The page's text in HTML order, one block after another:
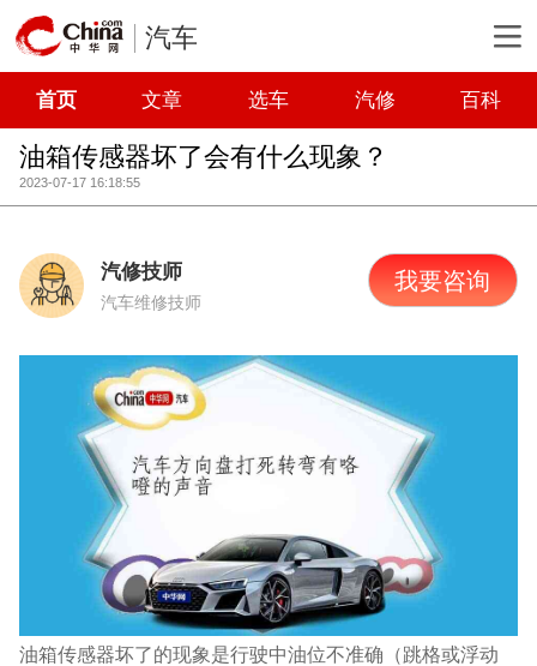
汽车
首页 文章 选车 汽修 百科
油箱传感器坏了会有什么现象？
2023-07-17 16:18:55
汽修技师
汽车维修技师
我要咨询
油箱传感器坏了的现象是行驶中油位不准确（跳格或浮动